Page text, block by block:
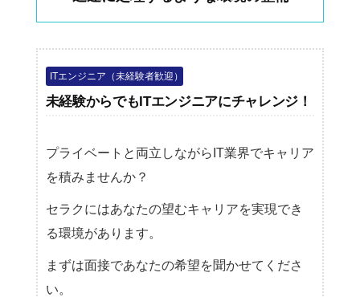
ITエンジニア（未経験者歓迎）
未経験からでもITエンジニアにチャレンジ！
プライベートと両立しながらIT業界でキャリア
を積みませんか？
セラクにはあなたの望むキャリアを実現でき
る環境があります。
まずは面接であなたの希望を聞かせてくださ
い。